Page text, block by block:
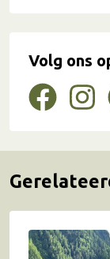
Volg ons